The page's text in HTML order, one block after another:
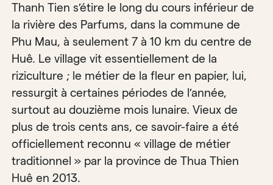
Thanh Tien s’étire le long du cours inférieur de
la rivière des Parfums, dans la commune de
Phu Mau, à seulement 7 à 10 km du centre de
Huê. Le village vit essentiellement de la
riziculture ; le métier de la fleur en papier, lui,
ressurgit à certaines périodes de l’année,
surtout au douzième mois lunaire. Vieux de
plus de trois cents ans, ce savoir-faire a été
officiellement reconnu « village de métier
traditionnel » par la province de Thua Thien
Huê en 2013.